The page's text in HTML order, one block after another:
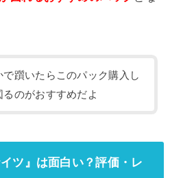
で躓いたらこのパック購入し
るのがおすすめだよ
ツ』は面白い？評価・レ